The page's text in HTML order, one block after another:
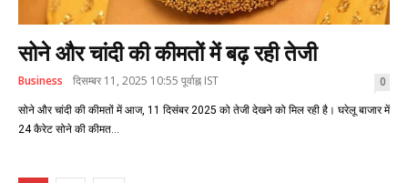
सोने और चांदी की कीमतों में बढ़ रही तेजी
Business दिसम्बर 11, 2025 10:55 पूर्वाह्न IST 0
सोने और चांदी की कीमतों में आज, 11 दिसंबर 2025 को तेजी देखने को मिल रही है। घरेलू बाजार में
24 कैरेट सोने की कीमत...